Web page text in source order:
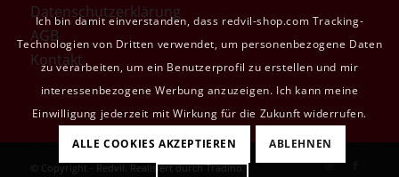
Datenschutzerklärung
AGB
Kontakt
© Copyright - Redvil. Realisiert durchTradino.
Ich bin damit einverstanden, dass redvil-shop.com Tracking-
Technologien von Dritten verwendet, um personenbezogene Daten
zu verarbeiten, um ein Benutzerprofil zu erstellen und mir
interessenbezogene Werbung anzuzeigen. Ich kann meine
Einwilligung jederzeit mit Wirkung für die Zukunft widerrufen.
ALLE COOKIES AKZEPTIEREN ABLEHNEN